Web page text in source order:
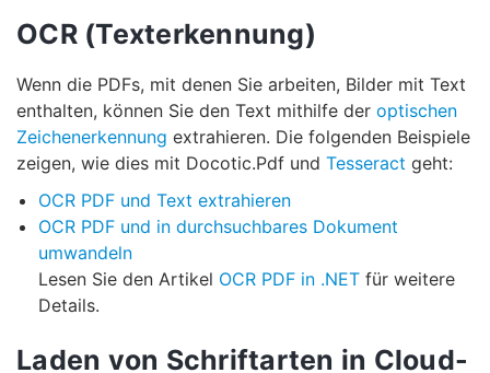
OCR (Texterkennung)
Wenn die PDFs, mit denen Sie arbeiten, Bilder mit Text
enthalten, können Sie den Text mithilfe der optischen
Zeichenerkennung extrahieren. Die folgenden Beispiele
zeigen, wie dies mit Docotic.Pdf und Tesseract geht:
OCR PDF und Text extrahieren
OCR PDF und in durchsuchbares Dokument
umwandeln
Lesen Sie den Artikel OCR PDF in .NET für weitere
Details.
Laden von Schriftarten in Cloud-